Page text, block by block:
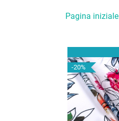
Pagina iniziale
-20%